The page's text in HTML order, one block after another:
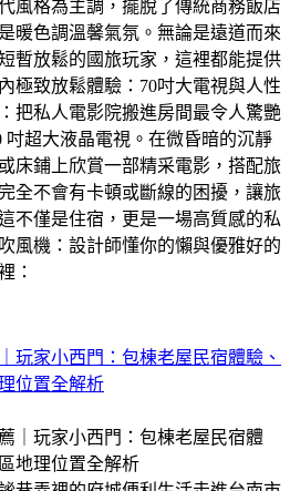
風格為主調，擺脫了傳統商務飯店
暖色調溫馨氣氛。無論是遠道而來
暫放鬆的國旅玩家，這裡都能提供
極致放鬆體驗：70吋大電視與人性
把私人電影院搬進房間​最令人驚艷
吋超大液晶電視。在微昏暗的沉靜
床鋪上欣賞一部精采電影，搭配旅
全不會有卡頓或斷線的困擾，讓旅
不僅是住宿，更是一場高質感的私
風機：設計師懂你的懶與優雅​好的
：
玩家小西門：包棟老屋民宿體驗、
位置全解析